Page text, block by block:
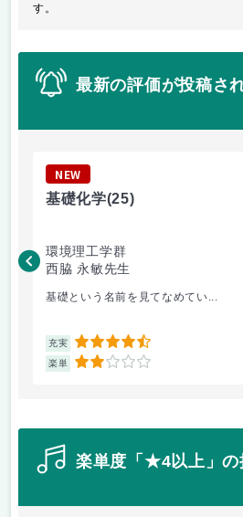
す。
最新の評価が投稿さ
NEW
基礎化学(25)
環境理工学群
西脇 永敏先生
基礎という名前を見てなめてい...
充実 4.5
楽単 2
楽単度「★4以上」の